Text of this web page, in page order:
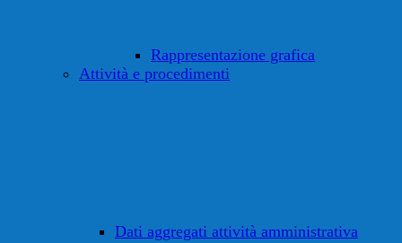
Rappresentazione grafica
Attività e procedimenti
Dati aggregati attività amministrativa